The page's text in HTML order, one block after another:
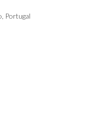
Portugal